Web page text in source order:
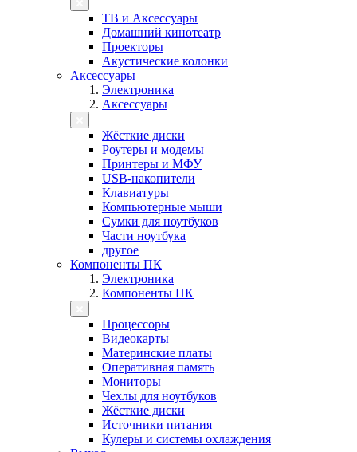
ТВ и Аксессуары
Домашний кинотеатр
Проекторы
Акустические колонки
Аксессуары
Электроника
Аксессуары
Жёсткие диски
Роутеры и модемы
Принтеры и МФУ
USB-накопители
Клавиатуры
Компьютерные мыши
Сумки для ноутбуков
Части ноутбука
другое
Компоненты ПК
Электроника
Компоненты ПК
Процессоры
Видеокарты
Материнские платы
Оперативная память
Мониторы
Чехлы для ноутбуков
Жёсткие диски
Источники питания
Кулеры и системы охлаждения